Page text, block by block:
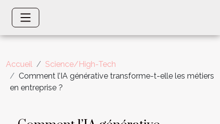
Accueil
Science/High-Tech
Comment l’IA générative transforme-t-elle les métiers
en entreprise ?